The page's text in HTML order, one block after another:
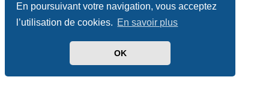
En poursuivant votre navigation, vous acceptez
l’utilisation de cookies. En savoir plus
OK